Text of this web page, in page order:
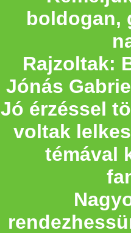
boldogan,
Rajzoltak:
Jónás
Jó érzéssel
voltak
témával